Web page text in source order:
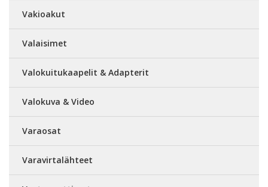
Vakioakut
Valaisimet
Valokuitukaapelit & Adapterit
Valokuva & Video
Varaosat
Varavirtalähteet